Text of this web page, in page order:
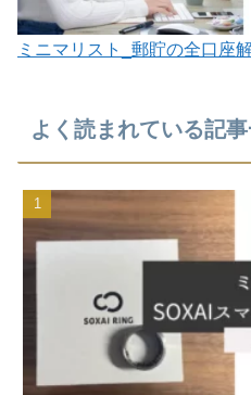
ミニマリスト_郵貯の全口座
よく読まれている記